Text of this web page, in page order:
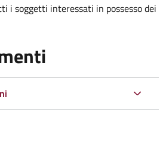
i soggetti interessati in possesso dei